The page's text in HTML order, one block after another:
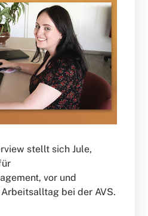
stellt sich Jule,
vor und
bei der AVS.